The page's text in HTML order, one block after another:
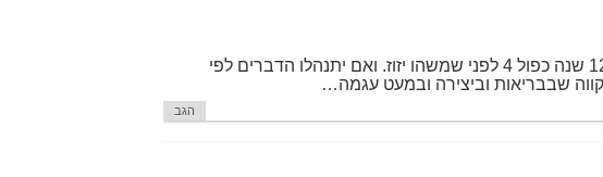
במדינה כל כך יעילה, תחיי 120 שנה כפול 4 לפני שמשהו יזוז. ואם יתנהלו הדברים לפי
שבבריאות וביצירה ובמעט עגמה…
הגב